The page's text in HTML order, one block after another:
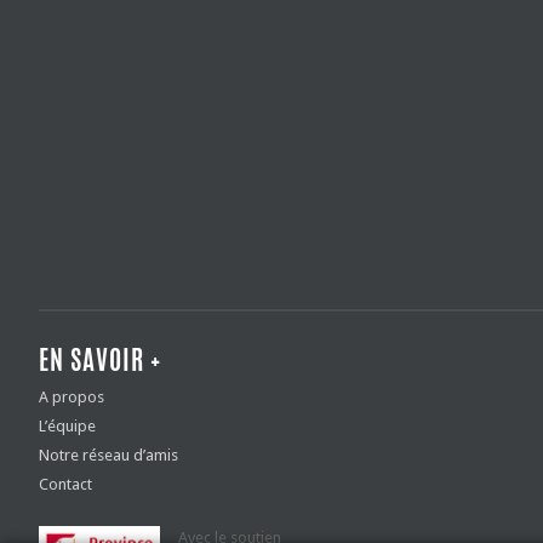
EN SAVOIR +
A propos
L’équipe
Notre réseau d’amis
Contact
Avec le soutien